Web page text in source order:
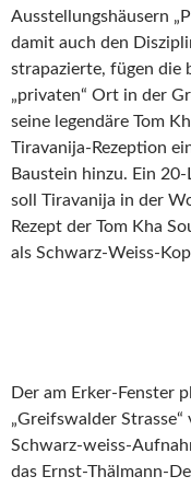
Ausstellungshäusern
damit auch den
strapazierte, fügen die
„privaten“ Ort in der
seine legendäre Tom
Tiravanija-Rezeption
Baustein hinzu. Ein
soll Tiravanija in der
Rezept der Tom Kha
als Schwarz-Weiss-
Der am Erker-Fenster
„Greifswalder
Schwarz-weiss-
das Ernst-Thälmann-